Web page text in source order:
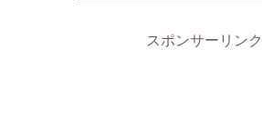
スポンサーリンク